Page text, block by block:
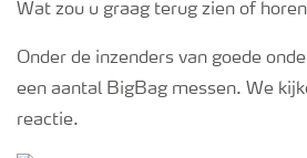
Wat zou u graag terug zien of
Onder de inzenders van goede
een aantal BigBag messen. We
reactie.